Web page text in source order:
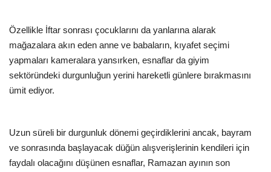
Özellikle İftar sonrası çocuklarını da yanlarına alarak
mağazalara akın eden anne ve babaların, kıyafet seçimi
yapmaları kameralara yansırken, esnaflar da giyim
sektöründeki durgunluğun yerini hareketli günlere bırakmasını
ümit ediyor.
Uzun süreli bir durgunluk dönemi geçirdiklerini ancak, bayram
ve sonrasında başlayacak düğün alışverişlerinin kendileri için
faydalı olacağını düşünen esnaflar, Ramazan ayının son